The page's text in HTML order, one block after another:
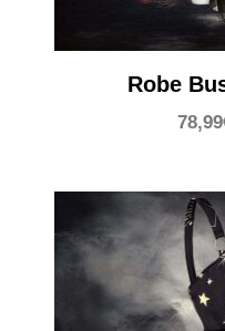
Robe
78,99